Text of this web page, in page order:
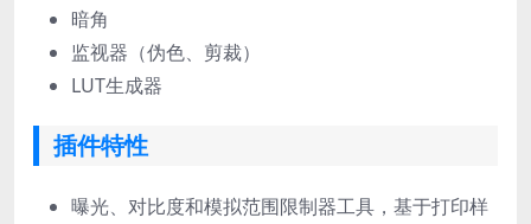
暗角
监视器（伪色、剪裁）
LUT生成器
插件特性
曝光、对比度和模拟范围限制器工具，基于打印样